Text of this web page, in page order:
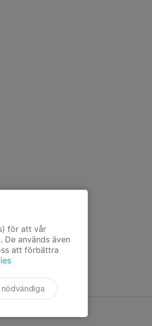
för att vår
används även
att förbättra
nödvändiga